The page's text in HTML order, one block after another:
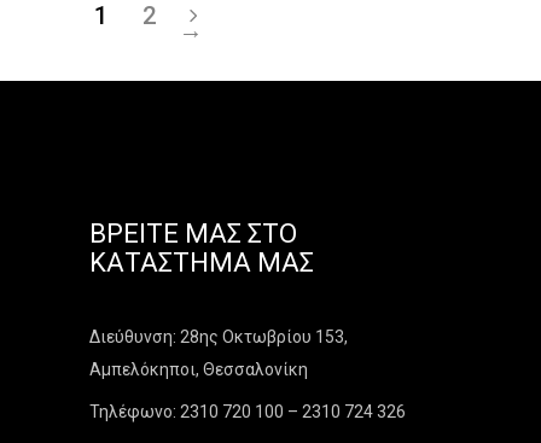
1 2 →
ΒΡΕΊΤΕ ΜΑΣ ΣΤΟ
ΚΑΤΆΣΤΗΜΑ ΜΑΣ
Διεύθυνση: 28ης Οκτωβρίου 153,
Αμπελόκηποι, Θεσσαλονίκη
Τηλέφωνο: 2310 720 100 – 2310 724 326